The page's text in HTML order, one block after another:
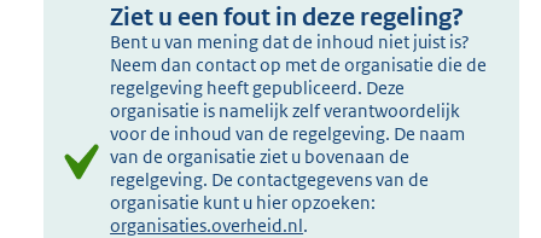
Ziet u een fout in deze regeling?
Bent u van mening dat de inhoud niet juist is?
Neem dan contact op met de organisatie die de
regelgeving heeft gepubliceerd. Deze
organisatie is namelijk zelf verantwoordelijk
voor de inhoud van de regelgeving. De naam
van de organisatie ziet u bovenaan de
regelgeving. De contactgegevens van de
organisatie kunt u hier opzoeken:
organisaties.overheid.nl.